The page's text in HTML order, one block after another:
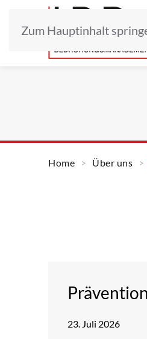
Zum Hauptinhalt
Home Über uns
23. Juli 2026